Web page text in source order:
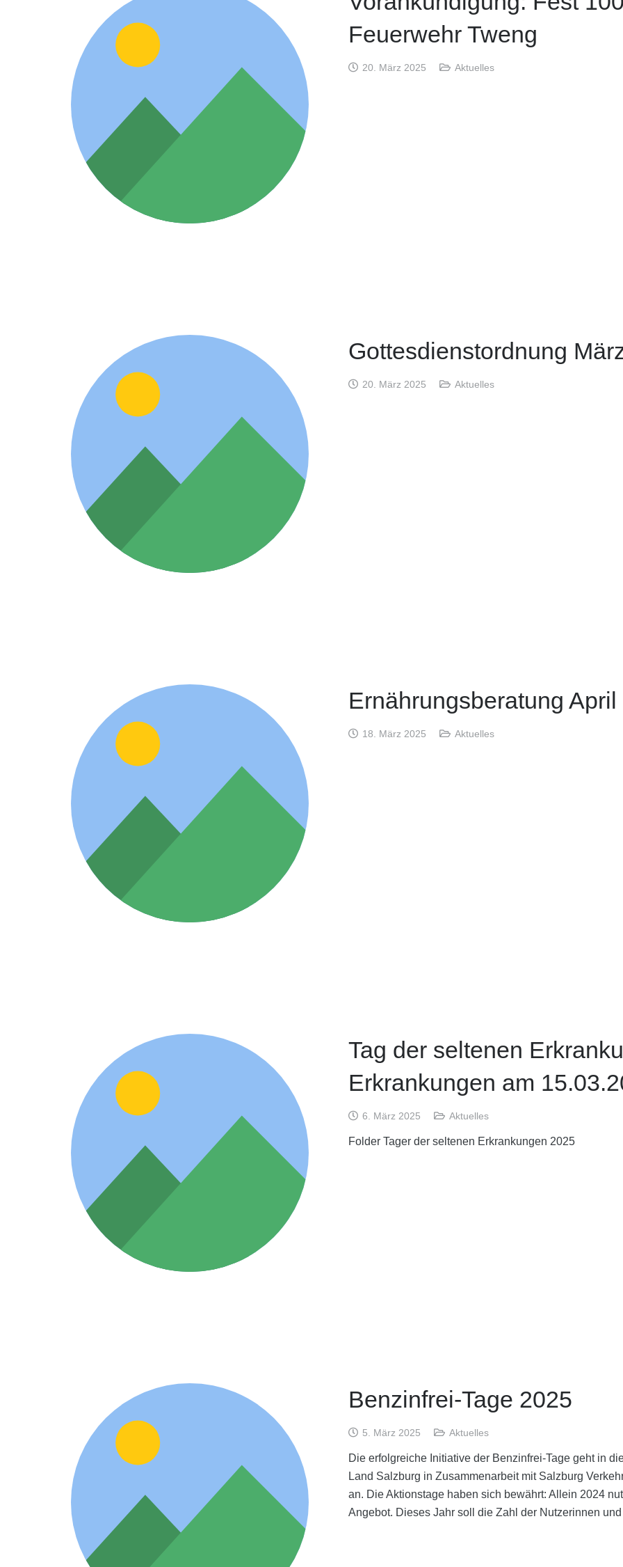
Feuerwehr Tweng
20. März 2025 Aktuelles
Gottesdienstordnung
20. März 2025 Aktuelles
Ernährungsberatung
18. März 2025 Aktuelles
Tag der seltenen
Erkrankungen am
6. März 2025 Aktuelles
Folder Tager der seltenen Erkrankungen 2025
Benzinfrei-Tage 2025
5. März 2025 Aktuelles
Die erfolgreiche Initiative der Benzinfrei-Tage geht in
Land Salzburg in Zusammenarbeit mit Salzburg
an. Die Aktionstage haben sich bewährt: Allein 2024
Angebot. Dieses Jahr soll die Zahl der Nutzerinnen